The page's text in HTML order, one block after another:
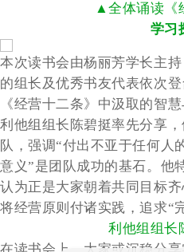
▲全体诵读《
学习
本次读书会由杨丽芳学长主
的组长及优秀书友代表依次
《经营十二条》中汲取的智
利他组组长陈碧挺率先分享
队，强调“付出不亚于任何人
意义”是团队成功的基石。他
认为正是大家朝着共同目标
将经营原则付诸实践，追求“
利他组组长